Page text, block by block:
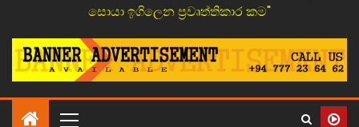
සොයා ඉගිලෙන ප්‍රවෘත්තිකාර කම"